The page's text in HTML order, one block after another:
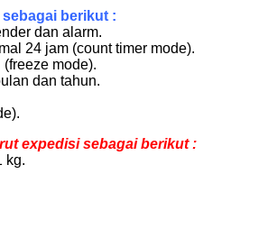
berikut :
dan alarm.
24 jam (count timer mode).
mode).
dan tahun.
expedisi sebagai berikut :
kg.